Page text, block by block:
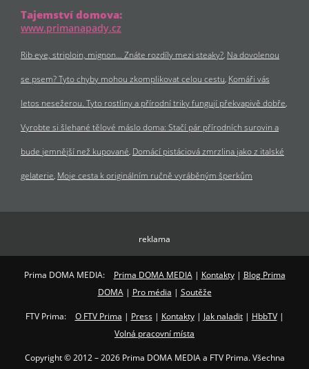
Tajemství domova:
www.primanapady.cz
Rib eye, striploin, mignon… Znáte rozdíly mezi steaky? Na dovolenou
se psem? Tyto chyby mohou zkomplikovat celou cestu Komáři vás
letos nesežerou. Tyto rostliny a přírodní triky fungují překvapivě dobře
Vyrobte si šlehané tělové máslo doma: Stačí pár přírodních surovin a
bude jemnější než kupované Domácí pistáciová zmrzlina jako z italské
gelaterie Moje cesta k originálním ručně vyráběným šperkům
reklama
Prima DOMA MEDIA: Prima DOMA MEDIA| Kontakty| Blog Prima
DOMA| Pro média | Soutěže
FTV Prima: O FTV Prima | Press| Kontakty| Jak naladit| HbbTV|
Volná pracovní místa
Copyright © 2012 – 2026 Prima DOMA MEDIA a FTV Prima. Všechna